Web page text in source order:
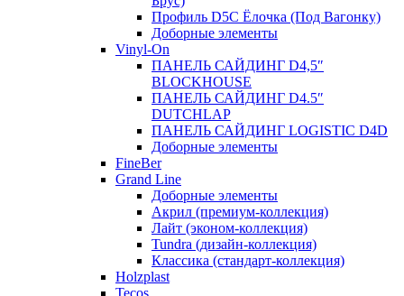
Профиль D5C Ёлочка (Под Вагонку)
Доборные элементы
Vinyl-On
ПАНЕЛЬ САЙДИНГ D4,5″
BLOCKHOUSE
ПАНЕЛЬ САЙДИНГ D4.5″
DUTCHLAP
ПАНЕЛЬ САЙДИНГ LOGISTIC D4D
Доборные элементы
FineBer
Grand Line
Доборные элементы
Акрил (премиум-коллекция)
Лайт (эконом-коллекция)
Tundra (дизайн-коллекция)
Классика (стандарт-коллекция)
Holzplast
Tecos